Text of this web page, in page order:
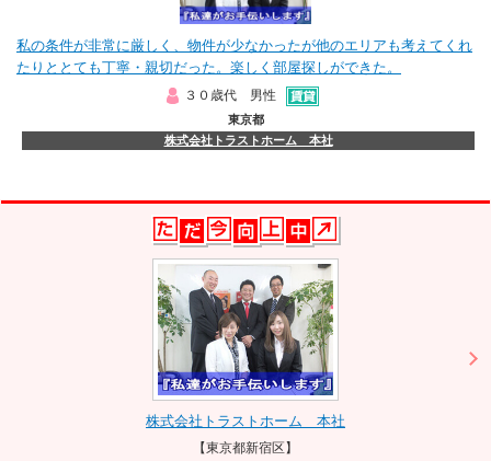
私の条件が非常に厳しく、物件が少なかったが他のエリアも考えてくれ
たりととても丁寧・親切だった。楽しく部屋探しができた。
３０歳代 男性
東京都
株式会社トラストホーム 本社
株式会社トラストホーム 本社
【東京都新宿区】